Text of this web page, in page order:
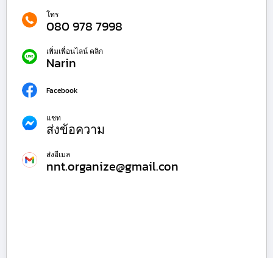
โทร
080 978 7998
เพิ่มเพื่อนไลน์ คลิก
Narin
Facebook
แชท
ส่งข้อความ
ส่งอีเมล
nnt.organize@gmail.con